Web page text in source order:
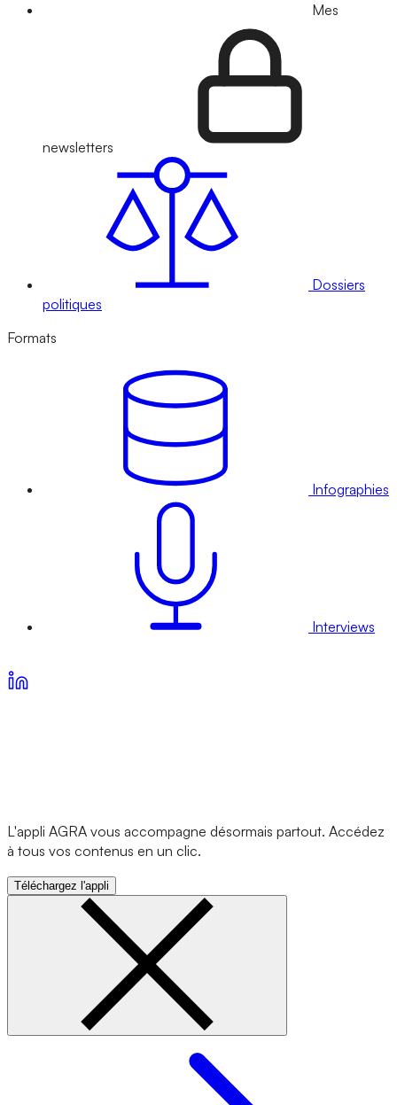
Mes
newsletters
Dossiers
politiques
Formats
Infographies
Interviews
L'appli AGRA vous accompagne désormais partout. Accédez
à tous vos contenus en un clic.
Téléchargez l'appli